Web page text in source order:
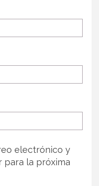
electrónico y
para la próxima